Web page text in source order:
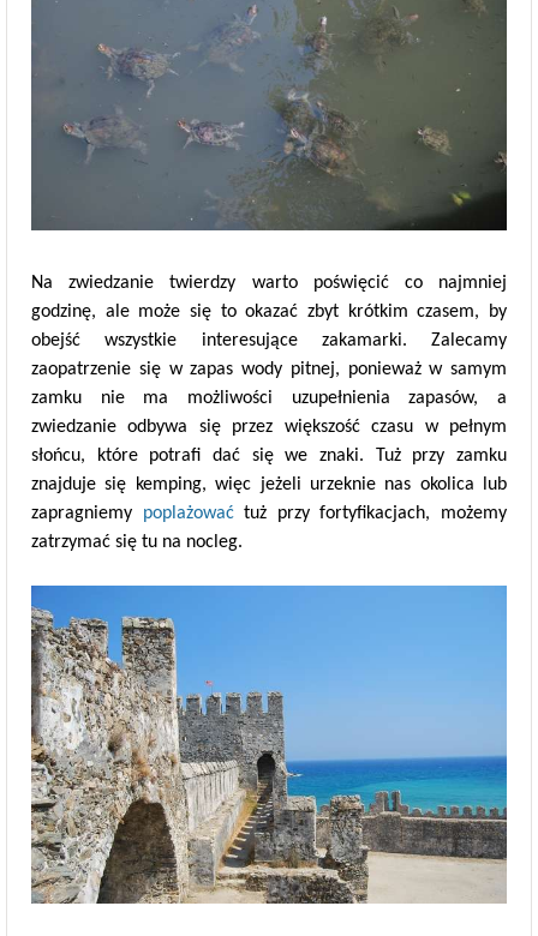
Na zwiedzanie twierdzy warto poświęcić co najmniej
godzinę, ale może się to okazać zbyt krótkim czasem, by
obejść wszystkie interesujące zakamarki. Zalecamy
zaopatrzenie się w zapas wody pitnej, ponieważ w samym
zamku nie ma możliwości uzupełnienia zapasów, a
zwiedzanie odbywa się przez większość czasu w pełnym
słońcu, które potrafi dać się we znaki. Tuż przy zamku
znajduje się kemping, więc jeżeli urzeknie nas okolica lub
zapragniemy poplażowaćtuż przy fortyfikacjach, możemy
zatrzymać się tu na nocleg.